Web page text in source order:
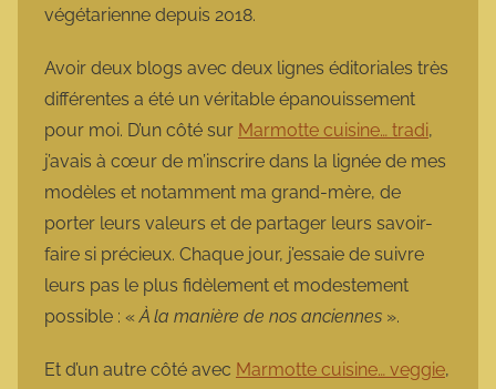
végétarienne depuis 2018.
Avoir deux blogs avec deux lignes éditoriales très
différentes a été un véritable épanouissement
pour moi. D’un côté sur Marmotte cuisine… tradi,
j’avais à cœur de m’inscrire dans la lignée de mes
modèles et notamment ma grand-mère, de
porter leurs valeurs et de partager leurs savoir-
faire si précieux. Chaque jour, j’essaie de suivre
leurs pas le plus fidèlement et modestement
possible : «À la manière de nos anciennes ».
Et d’un autre côté avec Marmotte cuisine… veggie,